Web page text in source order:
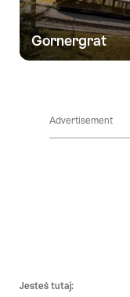
Gornergrat
Advertisement
Jesteś tutaj: